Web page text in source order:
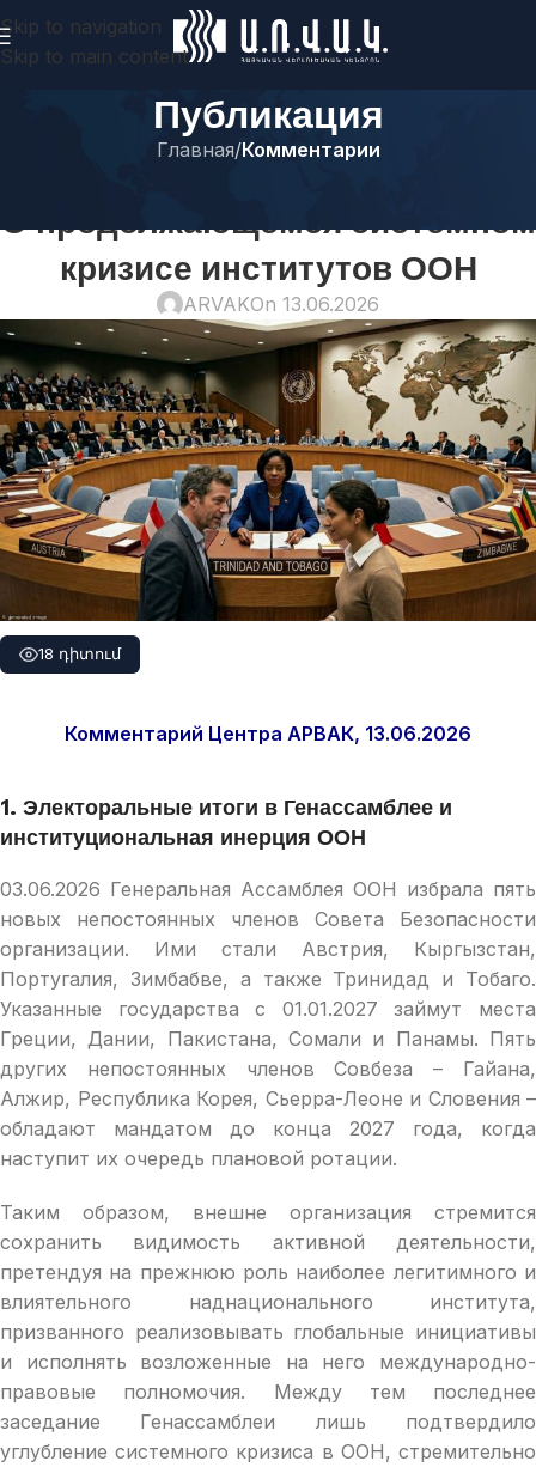
Skip to navigation
Skip to main content
Публикация
Главная/Комментарии
О продолжающемся системном
кризисе институтов ООН
ARVAKOn 13.06.2026
18 դիտում
Комментарий Центра АРВАК, 13.06.2026
1. Электоральные итоги в Генассамблее и
институциональная инерция ООН
03.06.2026 Генеральная Ассамблея ООН избрала пять
новых непостоянных членов Совета Безопасности
организации. Ими стали Австрия, Кыргызстан,
Португалия, Зимбабве, а также Тринидад и Тобаго.
Указанные государства с 01.01.2027 займут места
Греции, Дании, Пакистана, Сомали и Панамы. Пять
других непостоянных членов Совбеза – Гайана,
Алжир, Республика Корея, Сьерра-Леоне и Словения –
обладают мандатом до конца 2027 года, когда
наступит их очередь плановой ротации.
Таким образом, внешне организация стремится
сохранить видимость активной деятельности,
претендуя на прежнюю роль наиболее легитимного и
влиятельного наднационального института,
призванного реализовывать глобальные инициативы
и исполнять возложенные на него международно-
правовые полномочия. Между тем последнее
заседание Генассамблеи лишь подтвердило
углубление системного кризиса в ООН, стремительно